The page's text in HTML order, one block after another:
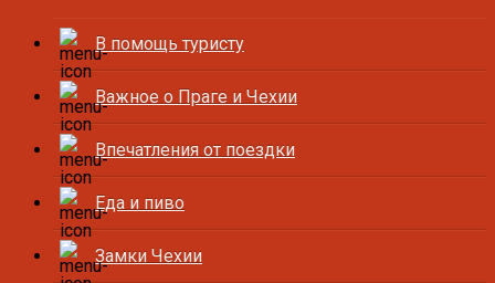
В помощь туристу
Важное о Праге и Чехии
Впечатления от поездки
Еда и пиво
Замки Чехии